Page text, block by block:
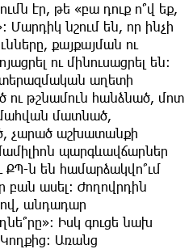
էր, թե «բա դուք ո՞վ եք,
Մարդիկ նշում են, որ ինչի
քայքայման ու
ու մինուսացրել են:
աղետի
թշնամուն հանձնած, մոտ
մահվան մատնած,
չարած աշխատանքի
պարգևավճարներ
ՔՊ-ն են համարձակվո՞ւմ
բան ասել: Ժողովրդին
անդադար
Իսկ գուցե նախ
Կողքից: Առանց